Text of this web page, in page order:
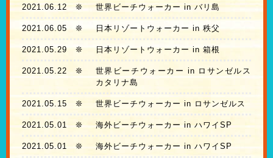
2021.06.12❊ 世界ビーチウォーカー in バリ島
2021.06.05 ❊ 日本リゾートウォーカー in 秩父
2021.05.29 ❊ 日本リゾートウォーカー in 箱根
2021.05.22 ❊
世界ビーチウォーカー in ロサンゼルス
カタリナ島
2021.05.15 ❊ 世界ビーチウォーカー in ロサンゼルス
2021.05.01❊ 海外ビーチウォーカー in ハワイSP
2021.05.01❊ 海外ビーチウォーカー in ハワイSP